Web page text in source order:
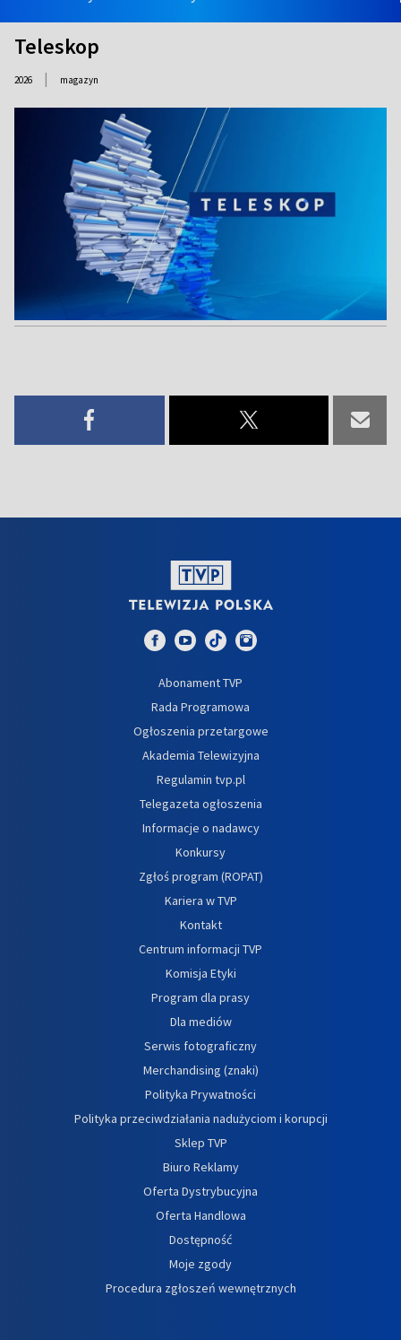
Teleskop
2026 | magazyn
Abonament TVP
Rada Programowa
Ogłoszenia przetargowe
Akademia Telewizyjna
Regulamin tvp.pl
Telegazeta ogłoszenia
Informacje o nadawcy
Konkursy
Zgłoś program (ROPAT)
Kariera w TVP
Kontakt
Centrum informacji TVP
Komisja Etyki
Program dla prasy
Dla mediów
Serwis fotograficzny
Merchandising (znaki)
Polityka Prywatności
Polityka przeciwdziałania nadużyciom i korupcji
Sklep TVP
Biuro Reklamy
Oferta Dystrybucyjna
Oferta Handlowa
Dostępność
Moje zgody
Procedura zgłoszeń wewnętrznych